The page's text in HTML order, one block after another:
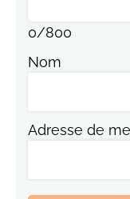
0/800
Nom
Adresse de